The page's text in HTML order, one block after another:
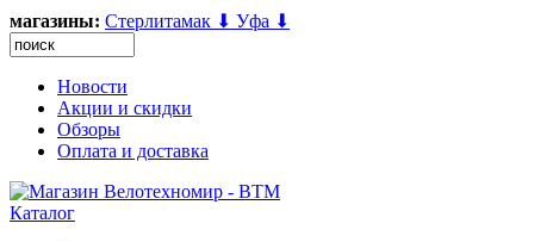
магазины: Стерлитамак ⬇ Уфа ⬇
Новости
Акции и скидки
Обзоры
Оплата и доставка
Каталог